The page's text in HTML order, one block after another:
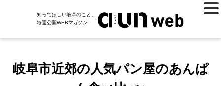
知ってほしい岐阜のこと。
毎週公開WEBマガジン
岐阜市近郊の人気パン屋のあんぱ